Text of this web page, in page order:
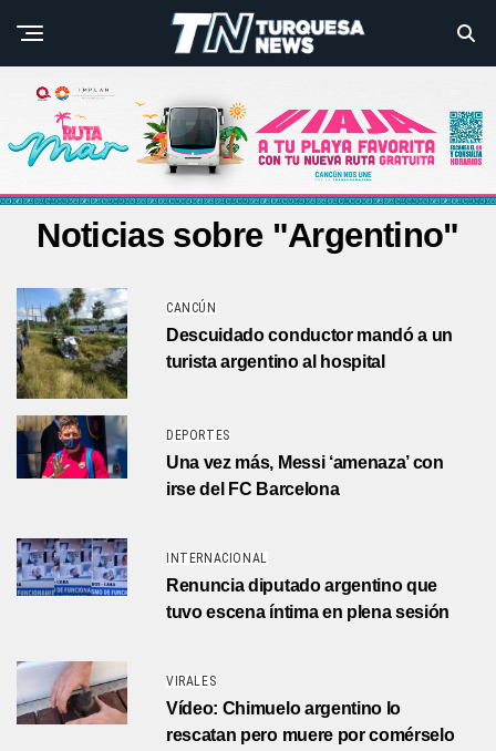
Noticias sobre "Argentino"
CANCÚN
Descuidado conductor mandó a un
turista argentino al hospital
DEPORTES
Una vez más, Messi ‘amenaza’ con
irse del FC Barcelona
INTERNACIONAL
Renuncia diputado argentino que
tuvo escena íntima en plena sesión
VIRALES
Vídeo: Chimuelo argentino lo
rescatan pero muere por comérselo